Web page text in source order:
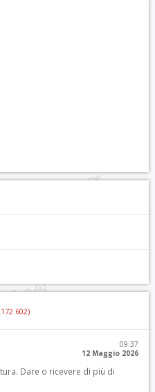
09:37
12 Maggio 2026
Dare o ricevere di più di